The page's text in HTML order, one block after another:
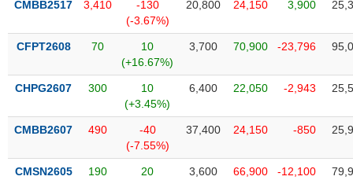
CMBB2517 3,410
-130
(-3.67%)
20,800 24,150 3,900
CFPT2608 70
10
(+16.67%)
3,700 70,900 -23,796
CHPG2607 300
10
(+3.45%)
6,400 22,050 -2,943
CMBB2607 490
-40
(-7.55%)
37,400 24,150 -850
CMSN2605 190
20
3,600 66,900 -12,100
CHĂM
SỨC
TÀI